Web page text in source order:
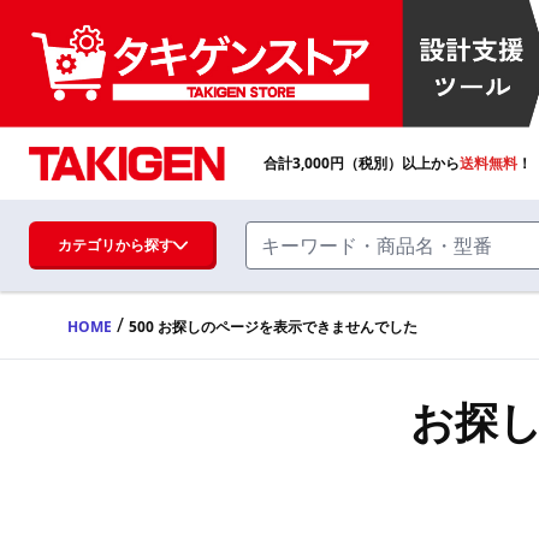
ハンドル・取手・つまみ・周辺機器
FA・A
合計3,000円（税別）以上から送料無料
カテゴリから探す
HOME / 500 お探しのページを表示できませんでした
お探